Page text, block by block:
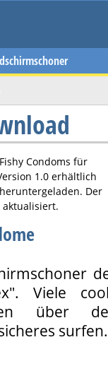
Fishy Condoms für
1.0 erhältlich
Der
aktualisiert.
Viele
über
surfen.